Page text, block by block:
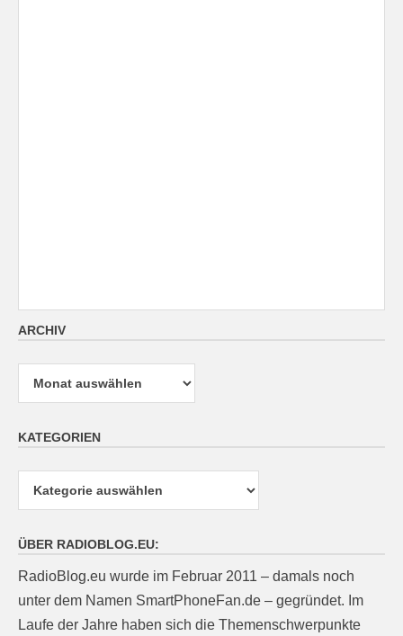
ARCHIV
Archiv
KATEGORIEN
ÜBER RADIOBLOG.EU:
RadioBlog.eu wurde im Februar 2011 – damals noch
unter dem Namen SmartPhoneFan.de – gegründet. Im
Laufe der Jahre haben sich die Themenschwerpunkte